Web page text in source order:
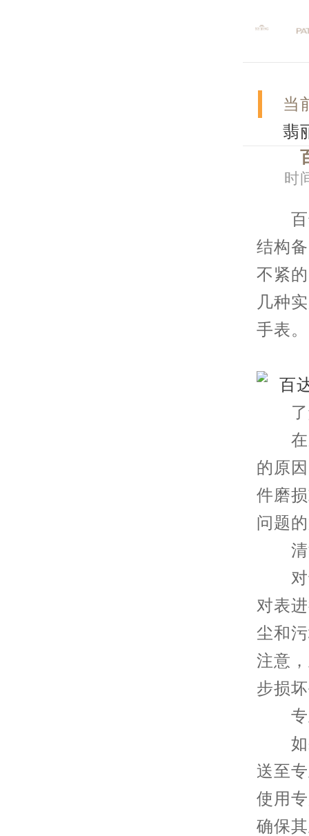
当
翡
时
百达
结构
不紧
几种
手表。
了
在采
的原
件磨
问题
清
对于
对表
尘和
注意
步损
专
如果
送至
使用
确保